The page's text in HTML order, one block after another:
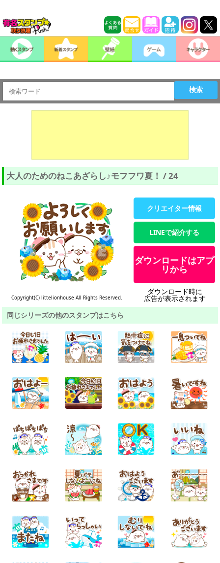
検索
大人のためのねこあざらし♪モフフワ夏！ / 24
Copyright(C) littelionhouse All Rights Reserved.
クリエイター情報
LINEで紹介する
ダウンロードはアプ
リから
ダウンロード時に
広告が表示されます
同じシリーズの他のスタンプはこちら